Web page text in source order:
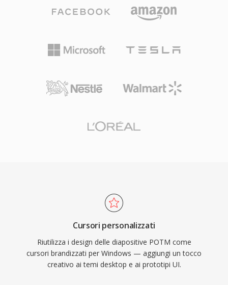
Cursori personalizzati
Riutilizza i design delle diapositive POTM come
cursori brandizzati per Windows — aggiungi un tocco
creativo ai temi desktop e ai prototipi UI.